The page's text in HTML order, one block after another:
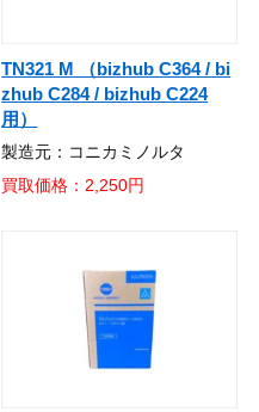
TN321 M （bizhub C364 / bi
zhub C284 / bizhub C224
用）
製造元：コニカミノルタ
買取価格：2,250円